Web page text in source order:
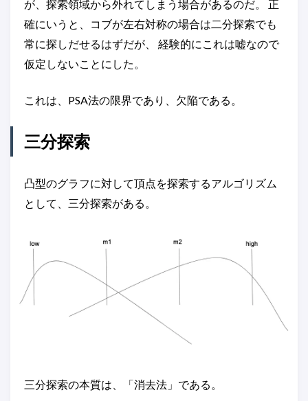
が、探索領域から外れてしまう場合があるのだ。 正
確にいうと、コブが左右対称の場合は二分探索でも
常に探しだせるはずだが、 経験的にこれは嘘なので
仮定しないことにした。
これは、PSA法の限界であり、欠陥である。
三分探索
凸型のグラフに対して頂点を探索するアルゴリズム
として、三分探索がある。
三分探索の本質は、「消去法」である。